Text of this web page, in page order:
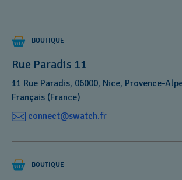
BOUTIQUE
Rue Paradis 11
11 Rue Paradis, 06000, Nice, Provence-
Français (France)
connect@swatch.fr
BOUTIQUE